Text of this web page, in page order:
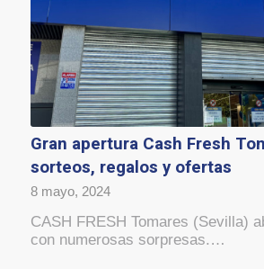
Gran apertura Cash Fresh
sorteos, regalos y ofertas
8 mayo, 2024
CASH FRESH Tomares (Sevilla)
con numerosas sorpresas.…